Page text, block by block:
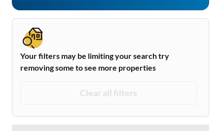
Your filters may be limiting your search try
removing some to see more properties
Clear all filters